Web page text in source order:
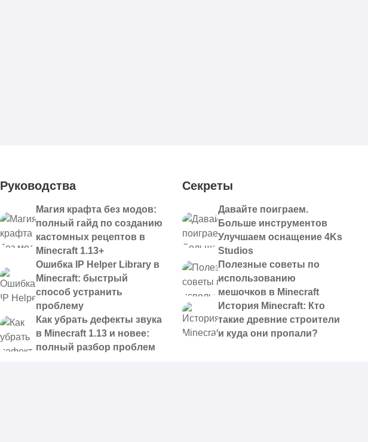
Руководства
Магия крафта без модов:
полный гайд по созданию
кастомных рецептов в
Minecraft 1.13+
Ошибка IP Helper Library в
Minecraft: быстрый
способ устранить
проблему
Как убрать дефекты звука
в Minecraft 1.13 и новее:
полный разбор проблем
Секреты
Давайте поиграем.
Больше инструментов
Улучшаем оснащение 4Ks
Studios
Полезные советы по
использованию
мешочков в Minecraft
История Minecraft: Кто
такие древние строители
и куда они пропали?